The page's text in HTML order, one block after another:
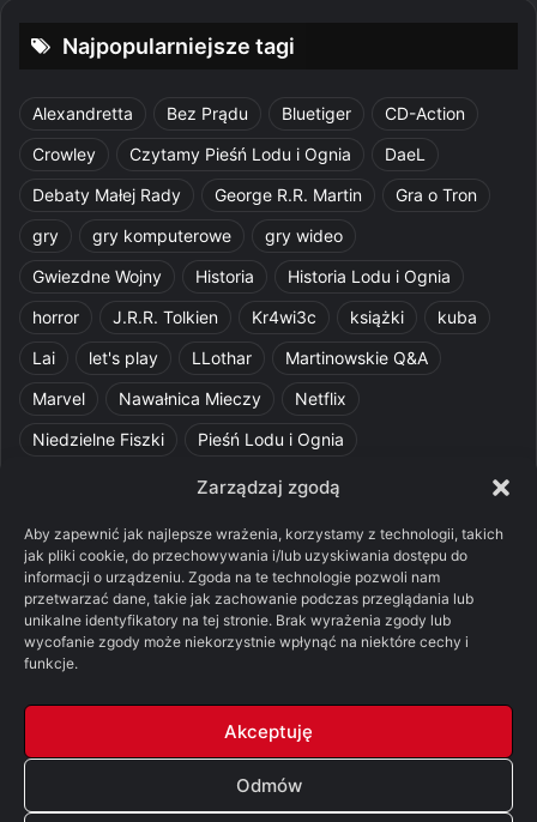
Zarządzaj zgodą
Aby zapewnić jak najlepsze wrażenia, korzystamy z technologii, takich
jak pliki cookie, do przechowywania i/lub uzyskiwania dostępu do
informacji o urządzeniu. Zgoda na te technologie pozwoli nam
przetwarzać dane, takie jak zachowanie podczas przeglądania lub
unikalne identyfikatory na tej stronie. Brak wyrażenia zgody lub
wycofanie zgody może niekorzystnie wpłynąć na niektóre cechy i
funkcje.
Akceptuję
Odmów
Najpopularniejsze tagi
Alexandretta Bez Prądu Bluetiger
CD-Action
Crowley
Czytamy Pieśń Lodu i Ognia
DaeL
Debaty Małej Rady
George R.R. Martin
Gra o Tron
gry
gry komputerowe
gry wideo
Gwiezdne Wojny
Historia
Historia Lodu i Ognia
horror
J.R.R. Tolkien Kr4wi3c książki
kuba
Lai
let's play LLothar
Martinowskie Q&A
Marvel
Nawałnica Mieczy
Netflix
Niedzielne Fiszki
Pieśń Lodu i Ognia
Pquelim
Pytania do maesterów
recenzja książki
Ród Smoka Silmarillion
SithFrog
Starcie Królów
Star Wars
Szalone Teorie
Tolkienowskie Q&A
Voo
Wieści z Cytadeli
© Copyright 2026, All Rights Reserved | FSGK.PL